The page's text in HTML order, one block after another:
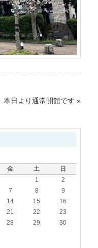
本日より通常開館です »
金 土
日
1
2
7 8
9
14 15
16
21 22
23
28 29
30